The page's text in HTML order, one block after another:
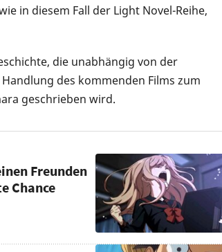
in diesem Fall der Light Novel-Reihe,
die unabhängig von der
des kommenden Films zum
geschrieben wird.
Freunden
Chance